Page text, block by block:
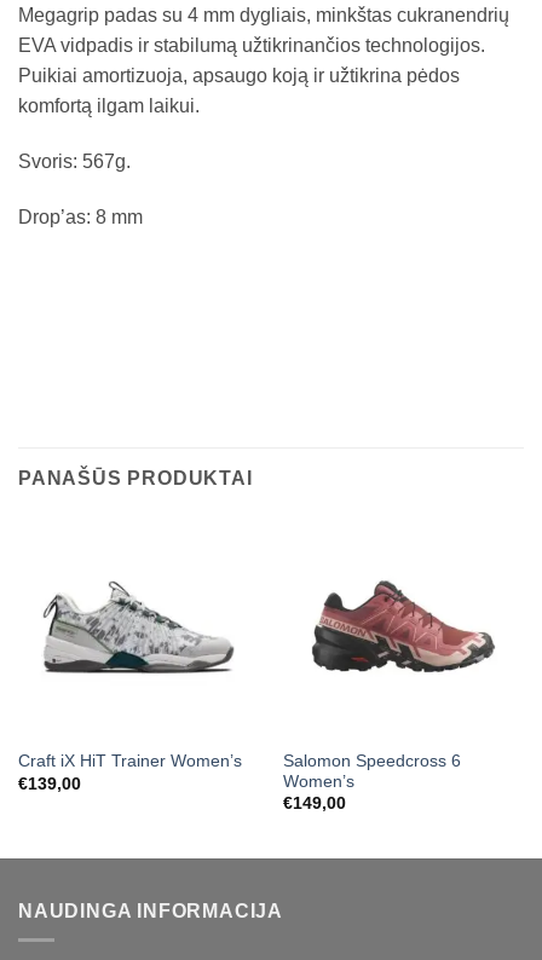
Megagrip padas su 4 mm dygliais, minkštas cukranendrių
EVA vidpadis ir stabilumą užtikrinančios technologijos.
Puikiai amortizuoja, apsaugo koją ir užtikrina pėdos
komfortą ilgam laikui.
Svoris: 567g.
Drop’as: 8 mm
PANAŠŪS PRODUKTAI
Craft iX HiT Trainer Women’s
€139,00
Salomon Speedcross 6
Women’s
€149,00
NAUDINGA INFORMACIJA